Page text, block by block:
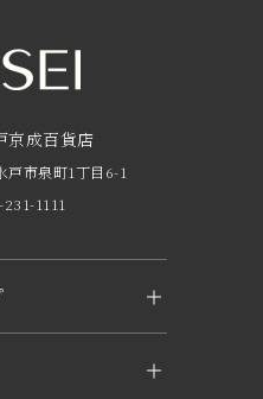
について
京成百貨店
戸市泉町1丁目6-1
1111
ば）